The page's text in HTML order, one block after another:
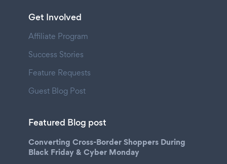
Get Involved
Affiliate Program
Success Stories
Feature Requests
Guest Blog Post
Featured Blog post
Converting Cross-Border Shoppers During
Black Friday & Cyber Monday